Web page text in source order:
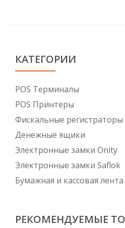
КАТЕГОРИИ
POS Tерминалы
POS Принтеры
Фискальные регистраторы
Денежные ящики
Электронные замки Onity
Электронные замки Saflok
Бумажная и кассовая лента
РЕКОМЕНДУЕМЫЕ